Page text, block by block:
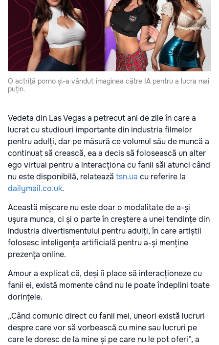
O actriță porno și-a vândut imaginea către IA pentru a lucra mai
puțin.
Vedeta din Las Vegas a petrecut ani de zile în care a
lucrat cu studiouri importante din industria filmelor
pentru adulți, dar pe măsură ce volumul său de muncă a
continuat să crească, ea a decis să folosească un alter
ego virtual pentru a interacționa cu fanii săi atunci când
nu este disponibilă, relatează tsn.ua cu referire la
dailymail.co.uk.
Această mișcare nu este doar o modalitate de a-și
ușura munca, ci și o parte în creștere a unei tendințe din
industria divertismentului pentru adulți, în care artiștii
folosesc inteligența artificială pentru a-și menține
prezența online.
Amour a explicat că, deși îi place să interacționeze cu
fanii ei, există momente când nu le poate îndeplini toate
dorințele.
„Când comunic direct cu fanii mei, uneori există lucruri
despre care vor să vorbească cu mine sau lucruri pe
care le doresc de la mine și pe care nu le pot oferi”, a